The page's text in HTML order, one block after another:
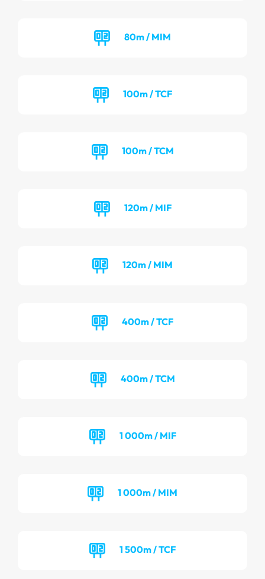
80m / MIM
100m / TCF
100m / TCM
120m / MIF
120m / MIM
400m / TCF
400m / TCM
1 000m / MIF
1 000m / MIM
1 500m / TCF